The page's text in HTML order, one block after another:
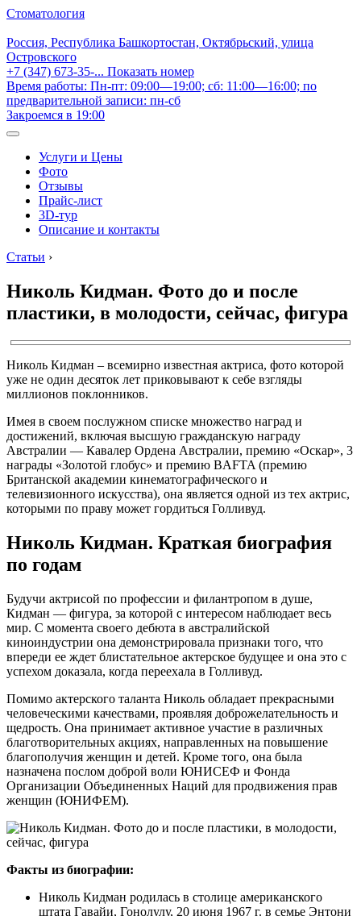
Стоматология
Россия, Республика Башкортостан, Октябрьский, улица
Островского
+7 (347) 673-35-... Показать номер
Время работы: Пн-пт: 09:00—19:00; сб: 11:00—16:00; по
предварительной записи: пн-сб
Закроемся в 19:00
Услуги и Цены
Фото
Отзывы
Прайс-лист
3D-тур
Описание и контакты
Статьи ›
Николь Кидман. Фото до и после
пластики, в молодости, сейчас, фигура
Николь Кидман – всемирно известная актриса, фото которой
уже не один десяток лет приковывают к себе взгляды
миллионов поклонников.
Имея в своем послужном списке множество наград и
достижений, включая высшую гражданскую награду
Австралии — Кавалер Ордена Австралии, премию «Оскар», 3
награды «Золотой глобус» и премию BAFTA (премию
Британской академии кинематографического и
телевизионного искусства), она является одной из тех актрис,
которыми по праву может гордиться Голливуд.
Николь Кидман. Краткая биография
по годам
Будучи актрисой по профессии и филантропом в душе,
Кидман — фигура, за которой с интересом наблюдает весь
мир. С момента своего дебюта в австралийской
киноиндустрии она демонстрировала признаки того, что
впереди ее ждет блистательное актерское будущее и она это с
успехом доказала, когда переехала в Голливуд.
Помимо актерского таланта Николь обладает прекрасными
человеческими качествами, проявляя доброжелательность и
щедрость. Она принимает активное участие в различных
благотворительных акциях, направленных на повышение
благополучия женщин и детей. Кроме того, она была
назначена послом доброй воли ЮНИСЕФ и Фонда
Организации Объединенных Наций для продвижения прав
женщин (ЮНИФЕМ).
Факты из биографии:
Николь Кидман родилась в столице американского
штата Гавайи, Гонолулу, 20 июня 1967 г. в семье Энтони